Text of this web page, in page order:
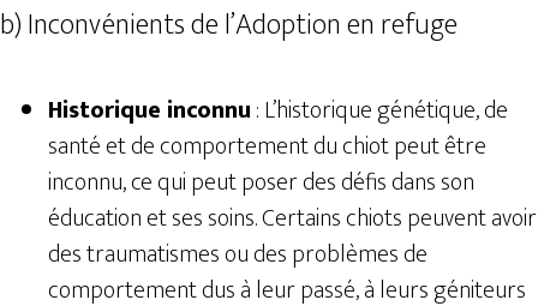
b) Inconvénients de l’Adoption en refuge
Historique inconnu: L’historique génétique, de
santé et de comportement du chiot peut être
inconnu, ce qui peut poser des défis dans son
éducation et ses soins. Certains chiots peuvent avoir
des traumatismes ou des problèmes de
comportement dus à leur passé, à leurs géniteurs